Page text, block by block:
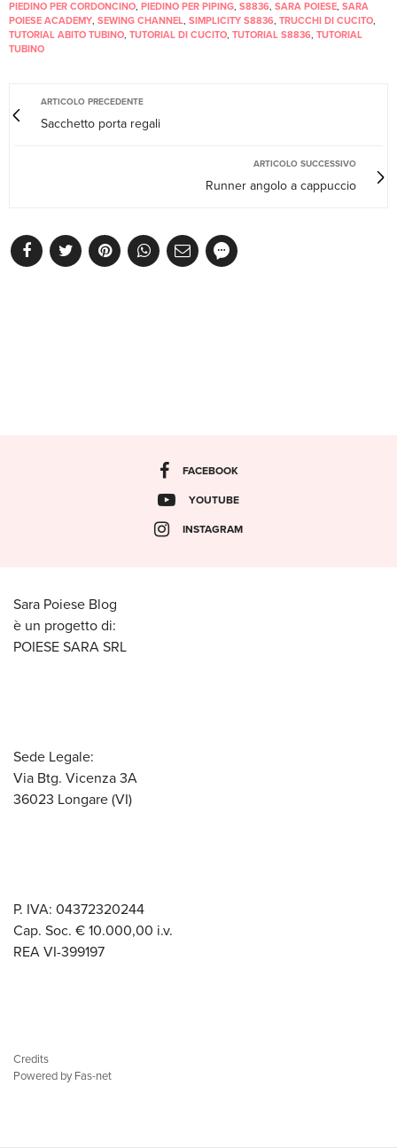
PIEDINO PER CORDONCINO, PIEDINO PER PIPING, S8836, SARA POIESE, SARA
POIESE ACADEMY, SEWING CHANNEL, SIMPLICITY S8836, TRUCCHI DI CUCITO,
TUTORIAL ABITO TUBINO, TUTORIAL DI CUCITO, TUTORIAL S8836, TUTORIAL
TUBINO
ARTICOLO PRECEDENTE
Sacchetto porta regali
ARTICOLO SUCCESSIVO
Runner angolo a cappuccio
FACEBOOK
YOUTUBE
INSTAGRAM
Sara Poiese Blog
è un progetto di:
POIESE SARA SRL
Sede Legale:
Via Btg. Vicenza 3A
36023 Longare (VI)
P. IVA: 04372320244
Cap. Soc. € 10.000,00 i.v.
REA VI-399197
Credits
Powered by Fas-net